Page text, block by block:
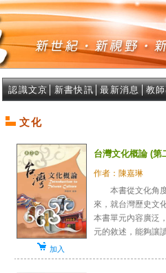
認識文京 新書快訊 │最新消息 教
文化
台灣文化概論 (第
作者：陳嘉琳
本書從文化角度
來，就台灣歷史
本書單元內容廣泛
元的敘述，能夠讓
加入